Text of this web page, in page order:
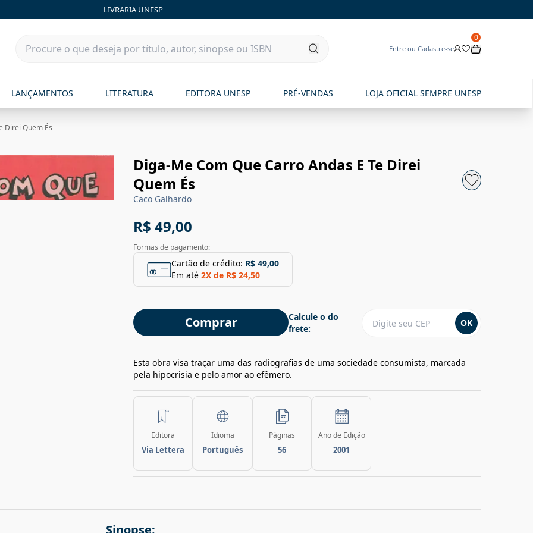
LIVRARIA UNESP
Entre ou Cadastre-se
0
LANÇAMENTOS LITERATURA EDITORA UNESP PRÉ-VENDAS LOJA OFICIAL SEMPRE UNESP
Direi Quem És
Diga-Me Com Que Carro Andas E Te Direi
Quem És
Caco Galhardo
R$ 49,00
Formas de pagamento:
Cartão de crédito: R$ 49,00
Em até 2X de R$ 24,50
Comprar
Calcule o do
frete:
OK
Esta obra visa traçar uma das radiografias de uma sociedade consumista, marcada
pela hipocrisia e pelo amor ao efêmero.
Editora
Via Lettera
Idioma
Português
Páginas
56
Ano de Edição
2001
Sinopse: